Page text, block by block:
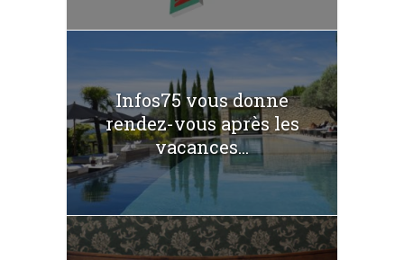
Infos75 vous donne
rendez-vous après les
vacances...